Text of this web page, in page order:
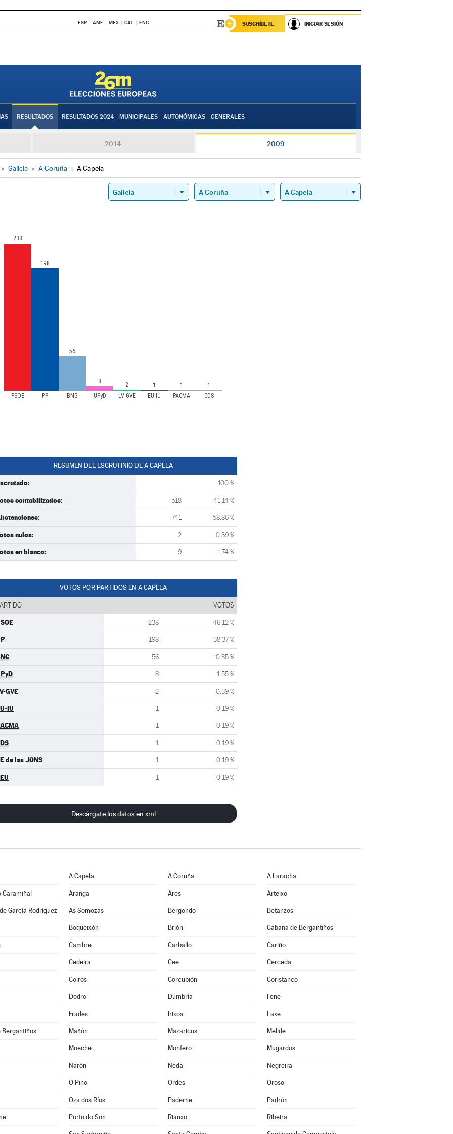
ESP AME MEX CAT ENG SUSCRÍBETE INICIAR SESIÓN
RESULTADOS RESULTADOS 2024 MUNICIPALES AUTONÓMICAS GENERALES
2014 2009
» Galicia » A Coruña » A Capela
PSOE PP BNG UPyD LV-GVE EU-IU PACMA CDS
238
198
56
8 2 1 1 1
RESUMEN DEL ESCRUTINIO DE A CAPELA
100 %
contabilizados: 518 41.14 %
741 58.86 %
nulos: 2 0.39 %
en blanco: 9 1.74 %
VOTOS POR PARTIDOS EN A CAPELA
VOTOS
238 46.12 %
198 38.37 %
56 10.85 %
8 1.55 %
GVE 2 0.39 %
IU 1 0.19 %
1 0.19 %
1 0.19 %
de las JONS 1 0.19 %
1 0.19 %
Descárgate los datos en xml
A Capela A Coruña A Laracha
Caramiñal Aranga Ares Arteixo
García Rodríguez As Somozas Bergondo Betanzos
Boqueixón Brión Cabana de Bergantiños
Cambre Carballo Cariño
Cedeira Cee Cerceda
Coirós Corcubión Coristanco
Dodro Dumbría Fene
Frades Irixoa Laxe
Bergantiños Mañón Mazaricos Melide
Moeche Monfero Mugardos
Narón Neda Negreira
O Pino Ordes Oroso
Oza dos Ríos Paderne Padrón
Porto do Son Rianxo Ribeira